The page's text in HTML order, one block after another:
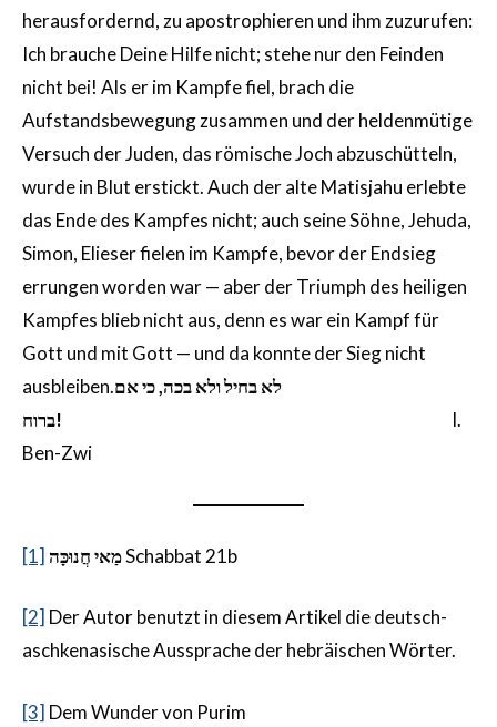
herausfordernd, zu apostrophieren und ihm zuzurufen:
Ich brauche Deine Hilfe nicht; stehe nur den Feinden
nicht bei! Als er im Kampfe fiel, brach die
Aufstandsbewegung zusammen und der heldenmütige
Versuch der Juden, das römische Joch abzuschütteln,
wurde in Blut erstickt. Auch der alte Matisjahu erlebte
das Ende des Kampfes nicht; auch seine Söhne, Jehuda,
Simon, Elieser fielen im Kampfe, bevor der Endsieg
errungen worden war — aber der Triumph des heiligen
Kampfes blieb nicht aus, denn es war ein Kampf für
Gott und mit Gott — und da konnte der Sieg nicht
ausbleiben.לא בחיל ולא בכה, כי אם
ברוח! I.
Ben-Zwi
[1]מַאי חֲנוּכָּהSchabbat 21b
[2] Der Autor benutzt in diesem Artikel die deutsch-
aschkenasische Aussprache der hebräischen Wörter.
[3] Dem Wunder von Purim